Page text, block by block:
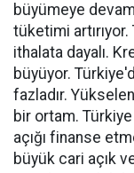
büyümeye
tüketimi
ithalata dayalı.
büyüyor.
fazladır.
bir ortam. Türkiye
açığı finanse
büyük cari açık